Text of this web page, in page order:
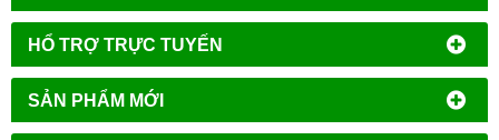
HỔ TRỢ TRỰC TUYẾN
SẢN PHẨM MỚI